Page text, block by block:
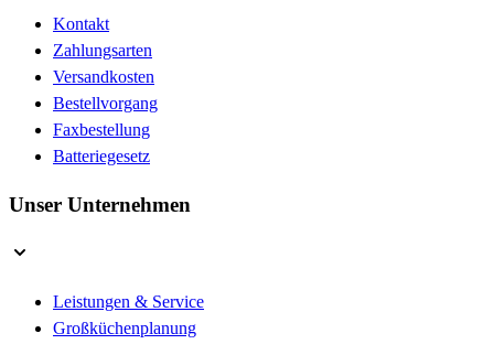
Kontakt
Zahlungsarten
Versandkosten
Bestellvorgang
Faxbestellung
Batteriegesetz
Unser Unternehmen
Leistungen & Service
Großküchenplanung